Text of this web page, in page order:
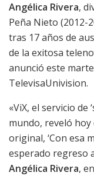
Angélica Rivera,
Peña Nieto (2012-
tras 17 años de
de la exitosa
anunció este
TelevisaUnivision.
«ViX, el servicio de
mundo, reveló
original, ‘Con esa
esperado regreso
Angélica Rivera,